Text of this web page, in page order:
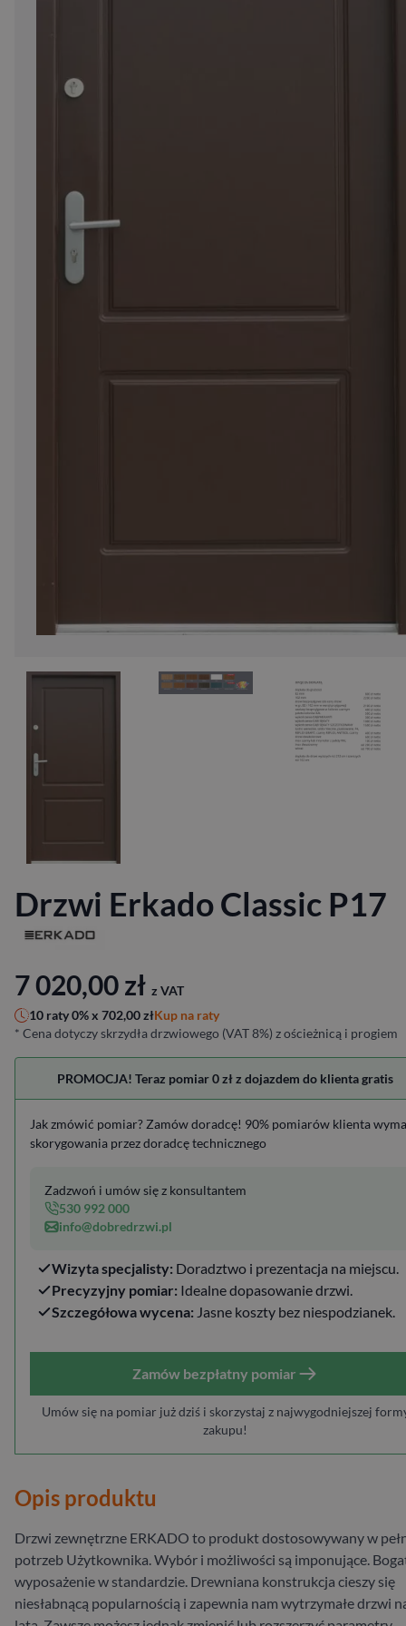
Drzwi Erkado Classic P17
7 020,00zł z VAT
10 raty 0% x 702,00złKup na raty
* Cena dotyczy skrzydła drzwiowego (VAT 8%) z ościeżnicą i progiem
PROMOCJA! Teraz pomiar 0 zł z dojazdem do klienta gratis
Jak zmówić pomiar? Zamów doradcę! 90% pomiarów klienta
skorygowania przez doradcę technicznego
Wizyta specjalisty: Doradztwo i prezentacja na miejscu.
Precyzyjny pomiar: Idealne dopasowanie drzwi.
Szczegółowa wycena: Jasne koszty bez niespodzianek.
Zadzwoń i umów się z konsultantem
530 992 000
info@dobredrzwi.pl
Zamów bezpłatny pomiar
Umów się na pomiar już dziś i skorzystaj z najwygodniejszej
zakupu!
Opis produktu
Drzwi zewnętrzne ERKADO to produkt dostosowywany w
potrzeb Użytkownika. Wybór i możliwości są imponujące.
wyposażenie w standardzie. Drewniana konstrukcja cieszy się
niesłabnącą popularnością i zapewnia nam wytrzymałe drzwi